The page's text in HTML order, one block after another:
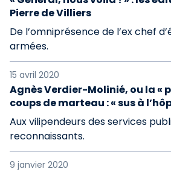
Pierre de Villiers
De l’omniprésence de l’ex chef
armées.
15 avril 2020
Agnès Verdier-Molinié, ou la «
coups de marteau : « sus à
Aux vilipendeurs des services
reconnaissants.
9 janvier 2020